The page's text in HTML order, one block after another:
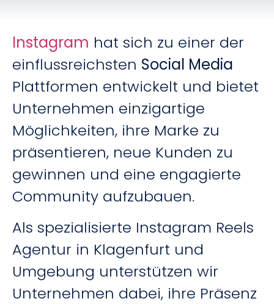
Instagram hat sich zu einer der
einflussreichsten Social Media
Plattformen entwickelt und bietet
Unternehmen einzigartige
Möglichkeiten, ihre Marke zu
präsentieren, neue Kunden zu
gewinnen und eine engagierte
Community aufzubauen.
Als spezialisierte Instagram Reels
Agentur in Klagenfurt und
Umgebung unterstützen wir
Unternehmen dabei, ihre Präsenz